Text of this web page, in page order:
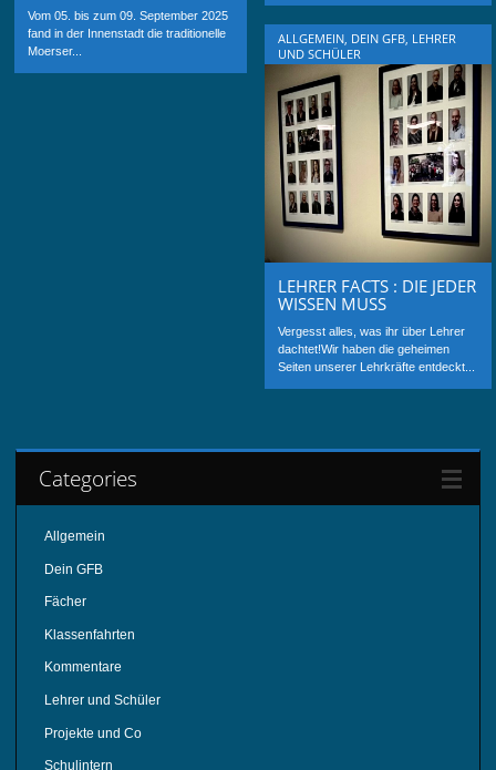
Vom 05. bis zum 09. September 2025
fand in der Innenstadt die traditionelle
Moerser...
ALLGEMEIN DEIN GFB LEHRER
UND SCHÜLER
LEHRER FACTS : DIE JEDER
WISSEN MUSS
Vergesst alles, was ihr über Lehrer
dachtet!Wir haben die geheimen
Seiten unserer Lehrkräfte entdeckt...
Categories
Allgemein
Dein GFB
Fächer
Klassenfahrten
Kommentare
Lehrer und Schüler
Projekte und Co
Schulintern